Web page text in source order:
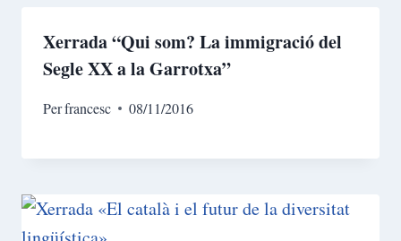
Xerrada “Qui som? La immigració del
Segle XX a la Garrotxa”
Perfrancesc 08/11/2016